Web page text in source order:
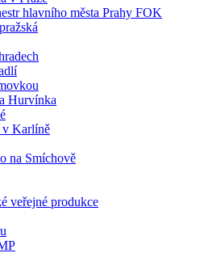
hlavního města Prahy FOK
Hurvínka
v Karlíně
na Smíchově
veřejné produkce